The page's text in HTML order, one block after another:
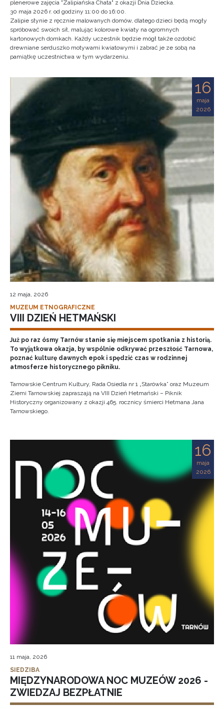
plenerowe zajęcia "Zalipiańska Chata" z okazji Dnia Dziecka.
30 maja 2026 r. od godziny 11:00 do 16:00.
Zalipie słynie z ręcznie malowanych domów, dlatego dzieci będą mogły
spróbować swoich sił, malując kolorowe kwiaty na ogromnych
kartonowych domkach. Każdy uczestnik będzie mógł także ozdobić
drewniane serduszko motywami kwiatowymi i zabrać je ze sobą na
pamiątkę uczestnictwa w tym wydarzeniu.
16
maja
2026
12 maja, 2026
MUZEUM ETNOGRAFICZNE
VIII DZIEŃ HETMAŃSKI
Już po raz ósmy Tarnów stanie się miejscem spotkania z historią.
To wyjątkowa okazja, by wspólnie odkrywać przeszłość Tarnowa,
poznać kulturę dawnych epok i spędzić czas w rodzinnej
atmosferze historycznego pikniku.
Tarnowskie Centrum Kultury, Rada Osiedla nr 1 „Starówka” oraz Muzeum
Ziemi Tarnowskiej zapraszają na VIII Dzień Hetmański – Piknik
Historyczny organizowany z okazji 465. rocznicy śmierci Hetmana Jana
Tarnowskiego.
16
maja
2026
11 maja, 2026
SIEDZIBA
MIĘDZYNARODOWA NOC MUZEÓW 2026 -
ZWIEDZAJ BEZPŁATNIE